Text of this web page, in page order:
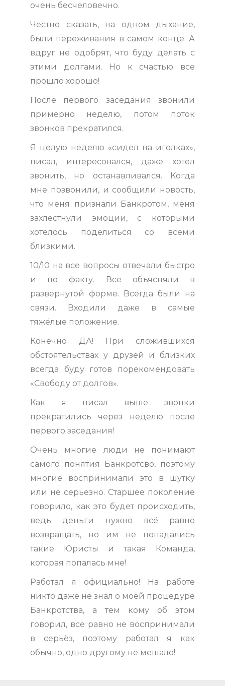
очень бесчеловечно.
Честно сказать, на одном дыхание,
были переживания в самом конце. А
вдруг не одобрят, что буду делать с
этими долгами. Но к счастью все
прошло хорошо!
После первого заседания звонили
примерно неделю, потом поток
звонков прекратился.
Я целую неделю «сидел на иголках»,
писал, интересовался, даже хотел
звонить, но останавливался. Когда
мне позвонили, и сообщили новость,
что меня признали Банкротом, меня
захлестнули эмоции, с которыми
хотелось поделиться со всеми
близкими.
10/10 на все вопросы отвечали быстро
и по факту. Все объясняли в
развернутой форме. Всегда были на
связи. Входили даже в самые
тяжёлые положение.
Конечно ДА! При сложившихся
обстоятельствах у друзей и близких
всегда буду готов порекомендовать
«Свободу от долгов».
Как я писал выше звонки
прекратились через неделю после
первого заседания!
Очень многие люди не понимают
самого понятия Банкротсво, поэтому
многие воспринимали это в шутку
или не серьезно. Старшее поколение
говорило, как это будет происходить,
ведь деньги нужно всё равно
возвращать, но им не попадались
такие Юристы и такая Команда,
которая попалась мне!
Работал я официально! На работе
никто даже не знал о моей процедуре
Банкротства, а тем кому об этом
говорил, все равно не воспринимали
в серьёз, поэтому работал я как
обычно, одно другому не мешало!